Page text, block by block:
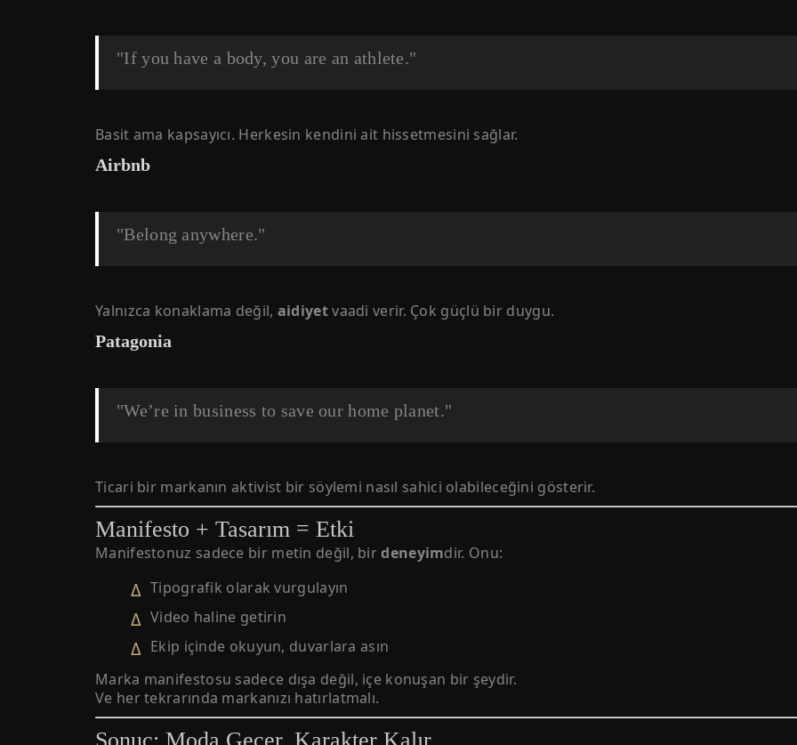
"If you have a body, you are an athlete."
Basit ama kapsayıcı. Herkesin kendini ait hissetmesini sağlar.
Airbnb
"Belong anywhere."
Yalnızca konaklama değil, aidiyetvaadi verir. Çok güçlü bir duygu.
Patagonia
"We’re in business to save our home planet."
Ticari bir markanın aktivist bir söylemi nasıl sahici olabileceğini gösterir.
Manifesto + Tasarım = Etki
Manifestonuz sadece bir metin değil, birdeneyimdir. Onu:
Tipografik olarak vurgulayın
Video haline getirin
Ekip içinde okuyun, duvarlara asın
Marka manifestosu sadece dışa değil, içe konuşan bir şeydir.
Ve her tekrarında markanızı hatırlatmalı.